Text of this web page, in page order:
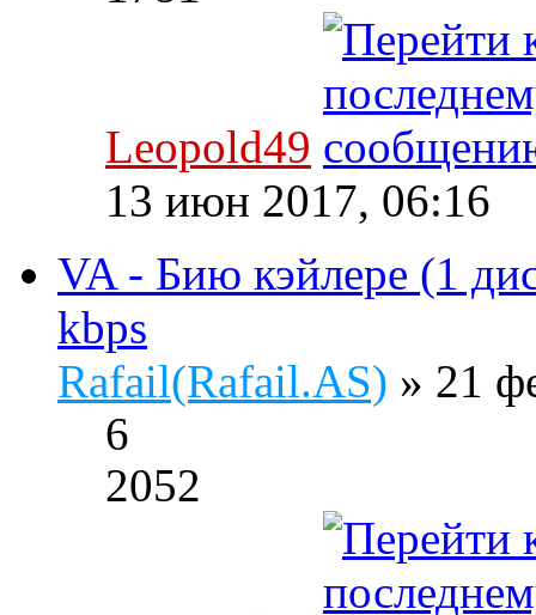
Leopold49
13 июн 2017, 06:16
VA - Бию кэйлере (1
kbps
Rafail(Rafail.AS) » 21
6
2052